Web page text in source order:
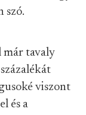
szó.
már tavaly
viszont
és a